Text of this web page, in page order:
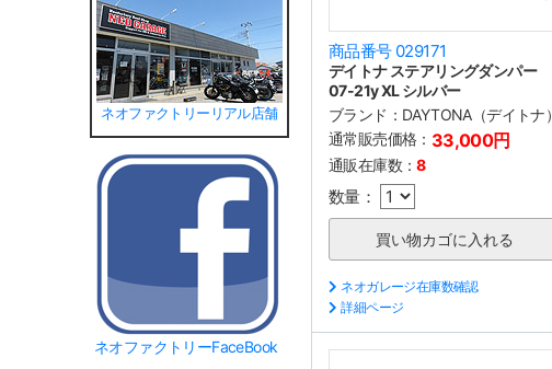
ネオファクトリーリアル店舗
ネオファクトリーFaceBook
商品番号 029171
デイトナ ステアリングダンパー
07-21y XL シルバー
ブランド： DAYTONA（デイトナ）
通常販売価格： 33,000円
通販在庫数：8
数量：
ネオガレージ在庫数確認
詳細ページ